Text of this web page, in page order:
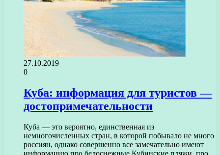
27.10.2019
0
Куба: информация для туристов —
достопримечательности
Куба — это вероятно, единственная из
немногочисленных стран, в которой побывало не много
россиян, однако совершенно все замечательно имеют
информацию про белоснежные Кубинские пляжи, про